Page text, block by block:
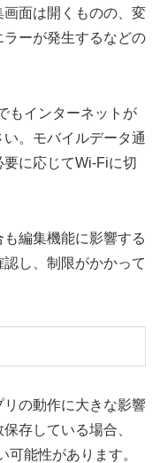
面は開くものの、変
ーが発生するなどの
もインターネットが
。モバイルデータ通
に応じてWi-Fiに切
編集機能に影響する
し、制限がかかって
の動作に大きな影響
存している場合、
可能性があります。